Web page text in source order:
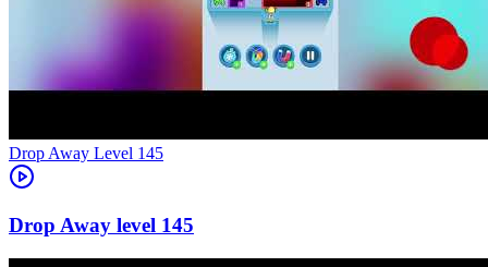
Level 145
145